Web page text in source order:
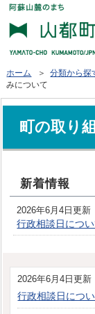
ホーム ＞分類から探
みについて
町の取り
新着情報
2026年6月4日更新
行政相談日につい
2026年6月4日更新
行政相談日につ